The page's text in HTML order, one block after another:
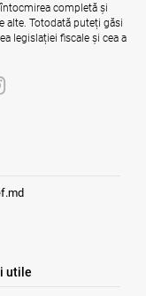
Finanțelor
și a
aderarea la
completă și
alte. Totodată puteți găsi
legislației fiscale și cea a
utile